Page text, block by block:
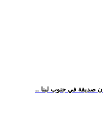
صديقة في جنوب لبنا